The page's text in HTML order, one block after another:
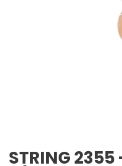
STRING 2355